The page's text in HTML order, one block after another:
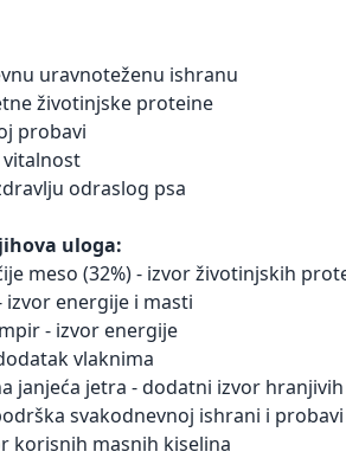
uravnoteženu ishranu
životinjske proteine
probavi
vitalnost
odraslog psa
uloga:
meso (32%) - izvor životinjskih
izvor energije i masti
- izvor energije
vlaknima
janjeća jetra - dodatni izvor
svakodnevnoj ishrani i probavi
korisnih masnih kiselina